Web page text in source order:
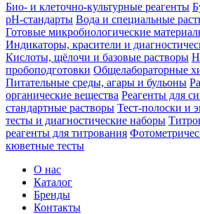
Био- и клеточно-культурные реагенты
pH-стандарты Вода и специальные
Готовые микробиологические
Индикаторы, красители и
Кислоты, щёлочи и базовые растворы
пробоподготовки Общелабораторные
Питательные среды, агары и бульоны
органические вещества Реагенты для
стандартные растворы Тест-полоски и
тесты и диагностические наборы
реагенты для титрования
кюветные тесты
О нас
Каталог
Бренды
Контакты